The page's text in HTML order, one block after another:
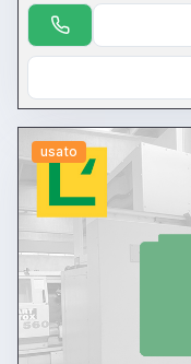
usato